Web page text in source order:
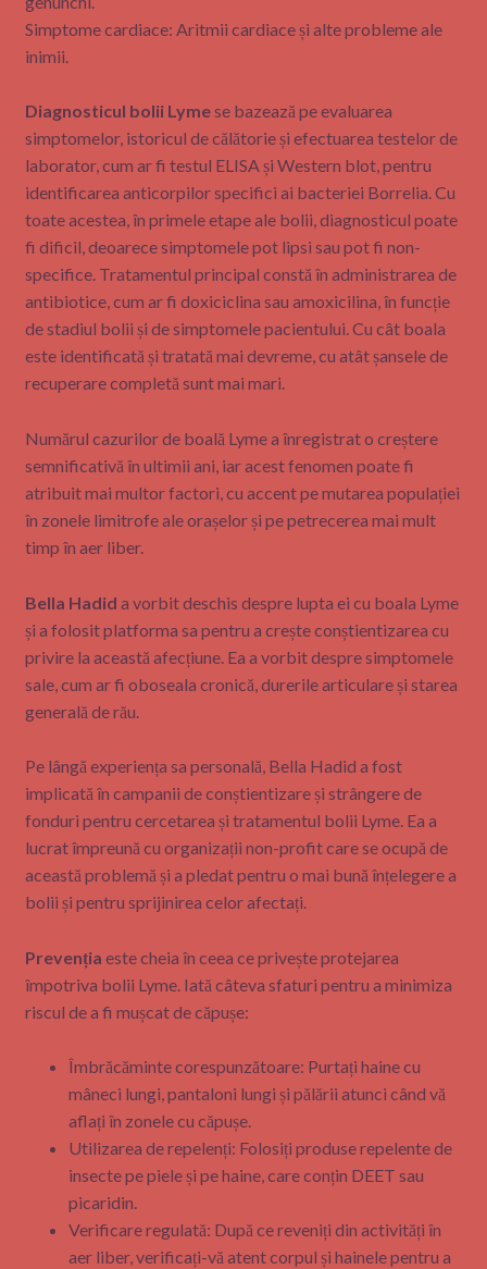
Simptome cardiace: Aritmii cardiace și alte probleme ale
inimii.
Diagnosticul bolii Lymese bazează pe evaluarea
simptomelor, istoricul de călătorie și efectuarea testelor de
laborator, cum ar fi testul ELISA și Western blot, pentru
identificarea anticorpilor specifici ai bacteriei Borrelia. Cu
toate acestea, în primele etape ale bolii, diagnosticul poate
fi dificil, deoarece simptomele pot lipsi sau pot fi non-
specifice. Tratamentul principal constă în administrarea de
antibiotice, cum ar fi doxiciclina sau amoxicilina, în funcție
de stadiul bolii și de simptomele pacientului. Cu cât boala
este identificată și tratată mai devreme, cu atât șansele de
recuperare completă sunt mai mari.
Numărul cazurilor de boală Lyme a înregistrat o creștere
semnificativă în ultimii ani, iar acest fenomen poate fi
atribuit mai multor factori, cu accent pe mutarea populației
în zonele limitrofe ale orașelor și pe petrecerea mai mult
timp în aer liber.
Bella Hadid a vorbit deschis despre lupta ei cu boala Lyme
și a folosit platforma sa pentru a crește conștientizarea cu
privire la această afecțiune. Ea a vorbit despre simptomele
sale, cum ar fi oboseala cronică, durerile articulare și starea
generală de rău.
Pe lângă experiența sa personală, Bella Hadid a fost
implicată în campanii de conștientizare și strângere de
fonduri pentru cercetarea și tratamentul bolii Lyme. Ea a
lucrat împreună cu organizații non-profit care se ocupă de
această problemă și a pledat pentru o mai bună înțelegere a
bolii și pentru sprijinirea celor afectați.
Prevenția este cheia în ceea ce privește protejarea
împotriva bolii Lyme. Iată câteva sfaturi pentru a minimiza
riscul de a fi mușcat de căpușe:
Îmbrăcăminte corespunzătoare: Purtați haine cu
mâneci lungi, pantaloni lungi și pălării atunci când vă
aflați în zonele cu căpușe.
Utilizarea de repelenți: Folosiți produse repelente de
insecte pe piele și pe haine, care conțin DEET sau
picaridin.
Verificare regulată: După ce reveniți din activități în
aer liber, verificați-vă atent corpul și hainele pentru a